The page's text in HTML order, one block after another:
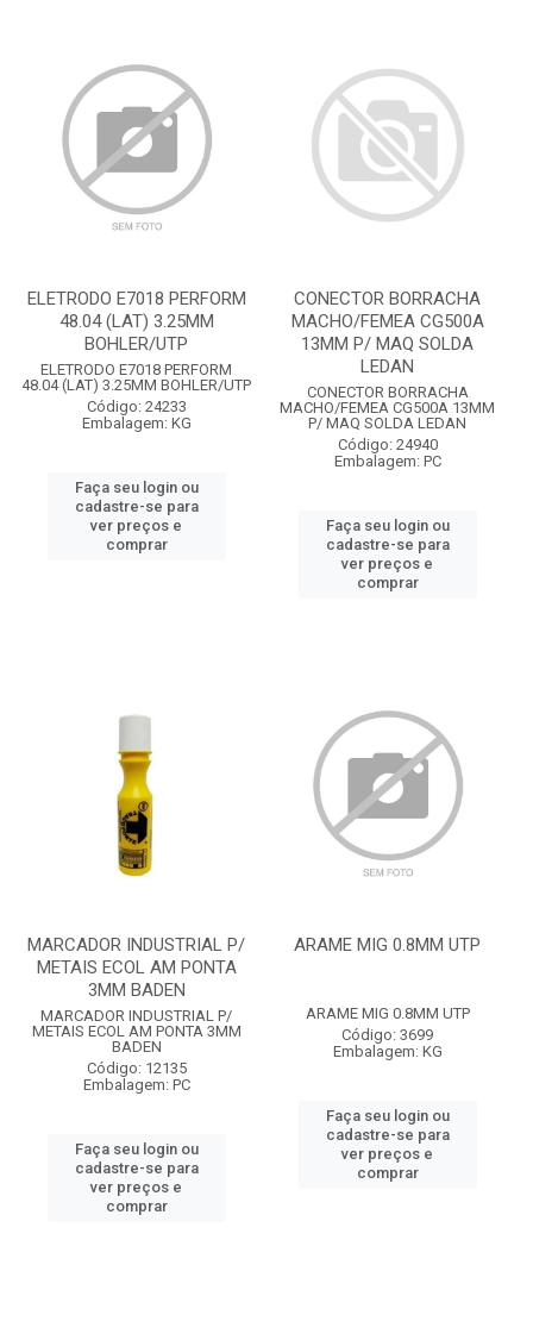
ELETRODO E7018 PERFORM
48.04 (LAT) 3.25MM
BOHLER/UTP
ELETRODO E7018 PERFORM
48.04 (LAT) 3.25MM BOHLER/UTP
Código: 24233
Embalagem: KG
Faça seu login ou
cadastre-se para
ver preços e
comprar
CONECTOR BORRACHA
MACHO/FEMEA CG500A
13MM P/ MAQ SOLDA
LEDAN
CONECTOR BORRACHA
MACHO/FEMEA CG500A 13MM
P/ MAQ SOLDA LEDAN
Código: 24940
Embalagem: PC
Faça seu login ou
cadastre-se para
ver preços e
comprar
MARCADOR INDUSTRIAL P/
METAIS ECOL AM PONTA
3MM BADEN
MARCADOR INDUSTRIAL P/
METAIS ECOL AM PONTA 3MM
BADEN
Código: 12135
Embalagem: PC
Faça seu login ou
cadastre-se para
ver preços e
comprar
ARAME MIG 0.8MM UTP
ARAME MIG 0.8MM UTP
Código: 3699
Embalagem: KG
Faça seu login ou
cadastre-se para
ver preços e
comprar